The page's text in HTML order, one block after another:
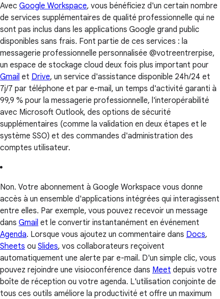
Avec Google Workspace, vous bénéficiez d'un certain nombre
de services supplémentaires de qualité professionnelle qui ne
sont pas inclus dans les applications Google grand public
disponibles sans frais. Font partie de ces services : la
messagerie professionnelle personnalisée @votreentrerpise,
un espace de stockage cloud deux fois plus important pour
Gmail et Drive, un service d'assistance disponible 24h/24 et
7j/7 par téléphone et par e-mail, un temps d'activité garanti à
99,9 % pour la messagerie professionnelle, l'interopérabilité
avec Microsoft Outlook, des options de sécurité
supplémentaires (comme la validation en deux étapes et le
système SSO) et des commandes d'administration des
comptes utilisateur.
Non. Votre abonnement à Google Workspace vous donne
accès à un ensemble d'applications intégrées qui interagissent
entre elles. Par exemple, vous pouvez recevoir un message
dans Gmail et le convertir instantanément en événement
Agenda. Lorsque vous ajoutez un commentaire dans Docs,
Sheets ou Slides, vos collaborateurs reçoivent
automatiquement une alerte par e-mail. D'un simple clic, vous
pouvez rejoindre une visioconférence dans Meet depuis votre
boîte de réception ou votre agenda. L'utilisation conjointe de
tous ces outils améliore la productivité et offre un maximum